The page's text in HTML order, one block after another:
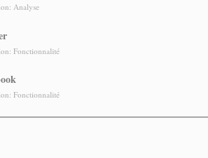
Analyse
Fonctionnalité
Fonctionnalité